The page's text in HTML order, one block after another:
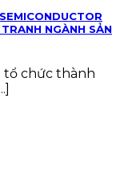
NGÀNH SẢN
tổ chức thành